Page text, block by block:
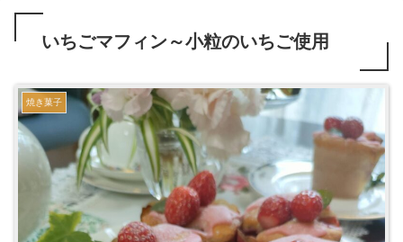
いちごマフィン～小粒のいちご使用
焼き菓子